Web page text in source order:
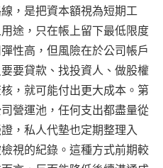
，是把資本額視為短期工
途，只在帳上留下最低限度
性高，但風險在於公司帳戶
要貸款、找投資人、做股權
，就可能付出更大成本。第
營運池，任何支出都盡量從
，私人代墊也定期整理入
視的紀錄。這種方式前期較